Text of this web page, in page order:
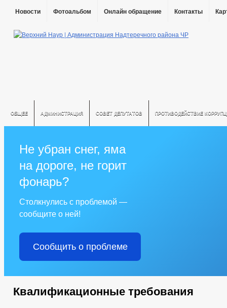
Новости Фотоальбом Онлайн обращение Контакты
ОБЩЕЕ АДМИНИСТРАЦИЯ СОВЕТ ДЕПУТАТОВ ПРОТИВОДЕЙСТВИЕ
Не убран снег, яма
на дороге, не горит
фонарь?
Столкнулись с проблемой —
сообщите о ней!
Сообщить о проблеме
Квалификационные требования